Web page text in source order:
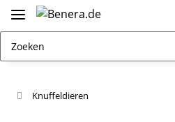
Knuffeldieren